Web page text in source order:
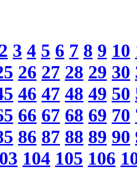
3 4 5 6 7 8 9 10
26 27 28 29 30
46 47 48 49 50
66 67 68 69 70
86 87 88 89 90
104 105 106